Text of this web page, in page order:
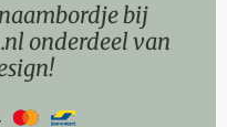
bij
onderdeel van